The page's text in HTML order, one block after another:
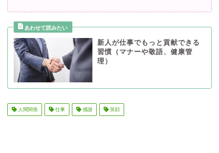
新人が仕事でもっと貢献できる
習慣（マナーや敬語、健康管
理）
人間関係 仕事 感謝 笑顔